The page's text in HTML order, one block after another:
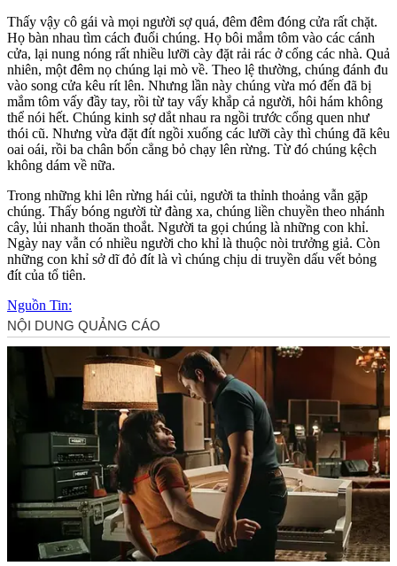
Thấy vậy cô gái và mọi người sợ quá, đêm đêm đóng cửa rất chặt.
Họ bàn nhau tìm cách đuổi chúng. Họ bôi mắm tôm vào các cánh
cửa, lại nung nóng rất nhiều lưỡi cày đặt rải rác ở cổng các nhà. Quả
nhiên, một đêm nọ chúng lại mò về. Theo lệ thường, chúng đánh đu
vào song cửa kêu rít lên. Nhưng lần này chúng vừa mó đến đã bị
mắm tôm vấy đầy tay, rồi từ tay vấy khắp cả người, hôi hám không
thể nói hết. Chúng kinh sợ dắt nhau ra ngồi trước cổng quen như
thói cũ. Nhưng vừa đặt đít ngồi xuống các lưỡi cày thì chúng đã kêu
oai oái, rồi ba chân bốn cẳng bỏ chạy lên rừng. Từ đó chúng kệch
không dám về nữa.
Trong những khi lên rừng hái củi, người ta thỉnh thoảng vẫn gặp
chúng. Thấy bóng người từ đàng xa, chúng liền chuyền theo nhánh
cây, lủi nhanh thoăn thoắt. Người ta gọi chúng là những con khỉ.
Ngày nay vẫn có nhiều người cho khỉ là thuộc nòi trưởng giả. Còn
những con khỉ sở dĩ đỏ đít là vì chúng chịu di truyền dấu vết bỏng
đít của tổ tiên.
Nguồn Tin: